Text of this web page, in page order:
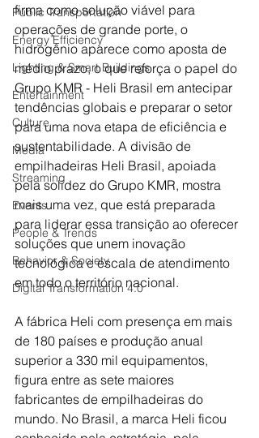
Public Transportation
Energy Efficiency
Lighting & Smart Buildings
Entertainment
Culture
Media
Streaming
Events
People & Trends
Behavior & Society
Digital Transformation 4.0
firma como solução viável para
operações de grande porte, o
hidrogênio aparece como aposta de
médio prazo, o que reforça o papel do
Grupo KMR - Heli Brasil em antecipar
tendências globais e preparar o setor
para uma nova etapa de eficiência e
sustentabilidade. A divisão de
empilhadeiras Heli Brasil, apoiada
pela solidez do Grupo KMR, mostra
mais uma vez, que está preparada
para liderar essa transição ao oferecer
soluções que unem inovação
tecnológica e escala de atendimento
em todo o território nacional.
A fábrica Heli com presença em mais
de 180 países e produção anual
superior a 330 mil equipamentos,
figura entre as sete maiores
fabricantes de empilhadeiras do
mundo. No Brasil, a marca Heli ficou